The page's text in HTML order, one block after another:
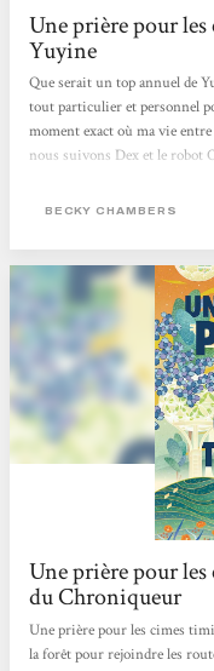
Une prière pour
Yuyine
Que serait un top annuel de
tout particulier et personnel
moment exact où ma vie
nous suivons Dex et le robot
ce que le bonheur ? ». Plein
quête...
BECKY CHAMBERS
Une prière pour
du Chroniqueur
Une prière pour les cimes
la forêt pour rejoindre les